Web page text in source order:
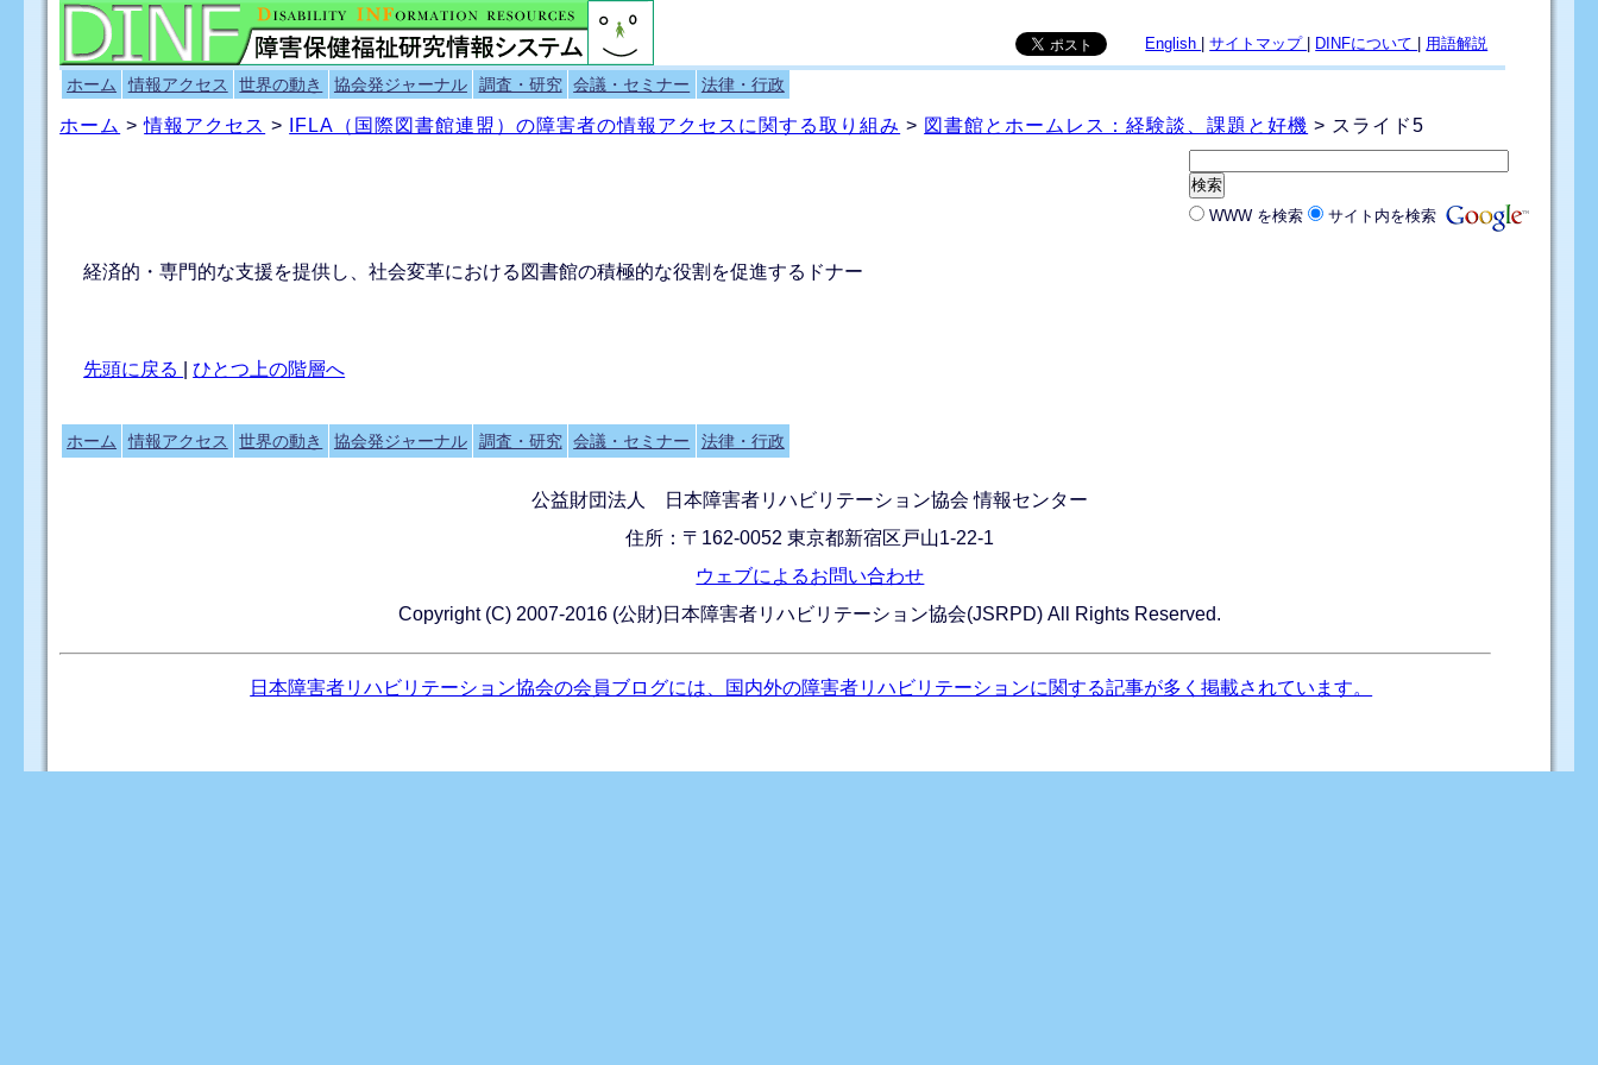
English |サイトマップ DINFについて 用語解説
ホーム 情報アクセス 世界の動き 協会発ジャーナル 調査・研究 会議・セミナー 法律・行政
ホーム >情報アクセス > IFLA（国際図書館連盟）の障害者の情報アクセスに関する取り組み > 図書館とホームレス：経験談、課題と好機 > スライド5
WWW を検索 サイト内を検索
経済的・専門的な支援を提供し、社会変革における図書館の積極的な役割を促進するドナー
先頭に戻る |ひとつ上の階層へ
ホーム 情報アクセス 世界の動き 協会発ジャーナル 調査・研究 会議・セミナー 法律・行政
公益財団法人 日本障害者リハビリテーション協会 情報センター
住所：〒162-0052 東京都新宿区戸山1-22-1
ウェブによるお問い合わせ
Copyright (C) 2007-2016 (公財)日本障害者リハビリテーション協会(JSRPD) All Rights Reserved.
日本障害者リハビリテーション協会の会員ブログには、国内外の障害者リハビリテーションに関する記事が多く掲載されています。